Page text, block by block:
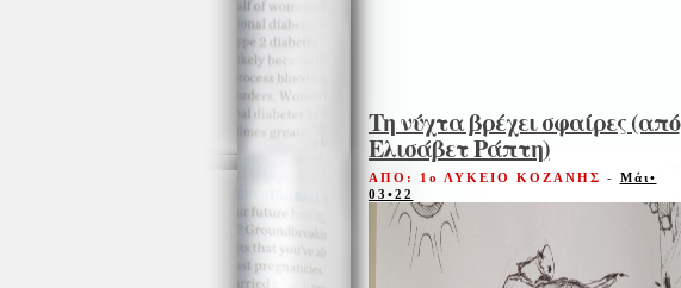
Τη νύχτα βρέχει σφαίρες (από
Ελισάβετ Ράπτη)
ΑΠΟ: 1ο ΛΥΚΕΙΟ ΚΟΖΑΝΗΣ - Μάι•
03•22